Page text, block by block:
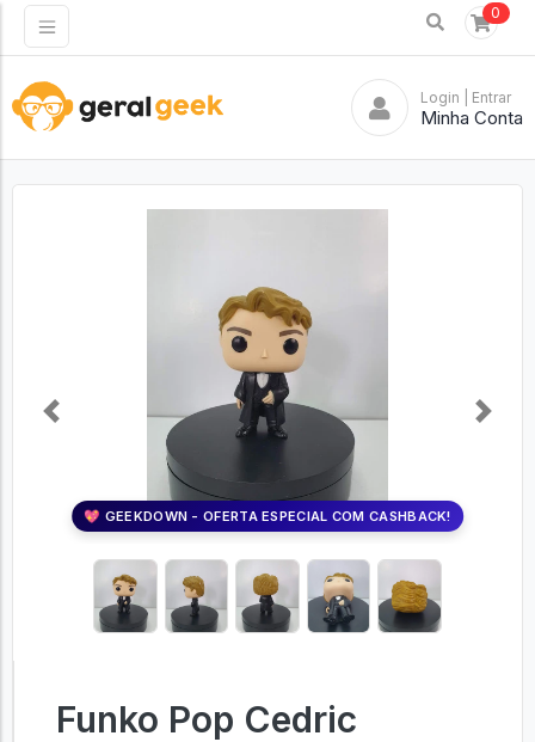
0
Login | Entrar
Minha Conta
💖 GEEKDOWN - OFERTA ESPECIAL COM CASHBACK!
Previous Next
Funko Pop Cedric